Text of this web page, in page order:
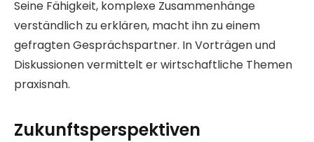
Seine Fähigkeit, komplexe Zusammenhänge
verständlich zu erklären, macht ihn zu einem
gefragten Gesprächspartner. In Vorträgen und
Diskussionen vermittelt er wirtschaftliche Themen
praxisnah.
Zukunftsperspektiven